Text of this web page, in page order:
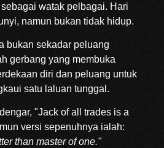
watak pelbagai. Hari
namun bukan tidak hidup.
bukan sekadar peluang
gerbang yang membuka
diri dan peluang untuk
satu laluan tunggal.
"Jack of all trades is a
versi sepenuhnya ialah:
than master of one."